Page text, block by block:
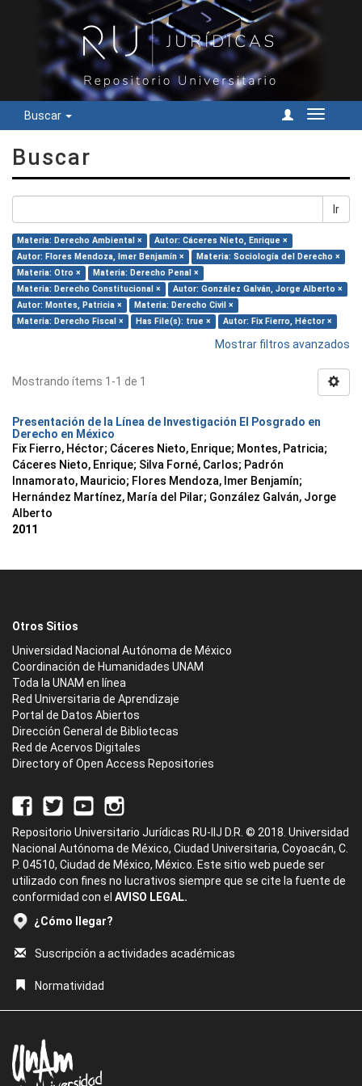
Buscar
Cambiar
Buscar
Ir
Materia: Derecho Ambiental ×
Autor: Cáceres Nieto, Enrique ×
Autor: Flores Mendoza, Imer Benjamín ×
Materia: Sociología del Derecho ×
Materia: Otro ×
Materia: Derecho Penal ×
Materia: Derecho Constitucional ×
Autor: González Galván, Jorge Alberto ×
Autor: Montes, Patricia ×
Materia: Derecho Civil ×
Materia: Derecho Fiscal ×
Has File(s): true × Autor: Fix Fierro, Héctor ×
Mostrar filtros avanzados
Mostrando ítems 1-1 de 1
Presentación de la Línea de Investigación El Posgrado en
Derecho en México
Fix Fierro, Héctor; Cáceres Nieto, Enrique; Montes, Patricia;
Cáceres Nieto, Enrique; Silva Forné, Carlos; Padrón
Innamorato, Mauricio; Flores Mendoza, Imer Benjamín;
Hernández Martínez, María del Pilar; González Galván, Jorge
Alberto
2011
Otros Sitios
Universidad Nacional Autónoma de México
Coordinación de Humanidades UNAM
Toda la UNAM en línea
Red Universitaria de Aprendizaje
Portal de Datos Abiertos
Dirección General de Bibliotecas
Red de Acervos Digitales
Directory of Open Access Repositories
Repositorio Universitario Jurídicas RU-IIJ D.R. © 2018. Universidad
Nacional Autónoma de México, Ciudad Universitaria, Coyoacán, C.
P. 04510, Ciudad de México, México. Este sitio web puede ser
utilizado con fines no lucrativos siempre que se cite la fuente de
conformidad con el AVISO LEGAL.
¿Cómo llegar?
Suscripción a actividades académicas
Normatividad